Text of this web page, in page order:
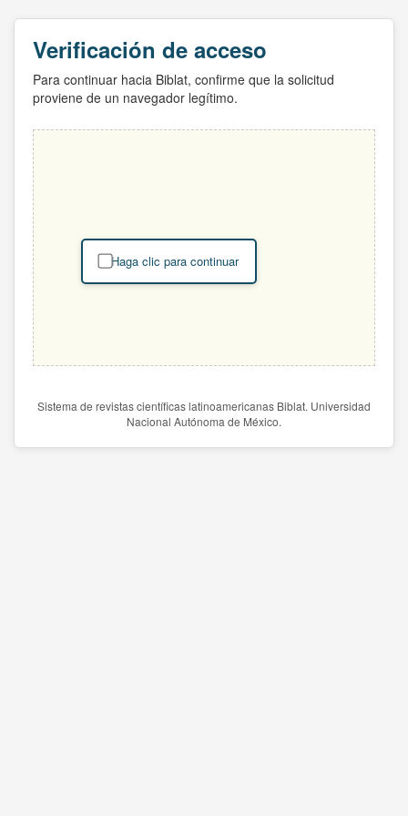
Verificación de acceso
Para continuar hacia Biblat, confirme que la solicitud
proviene de un navegador legítimo.
Haga clic para continuar
Sistema de revistas científicas latinoamericanas Biblat. Universidad
Nacional Autónoma de México.